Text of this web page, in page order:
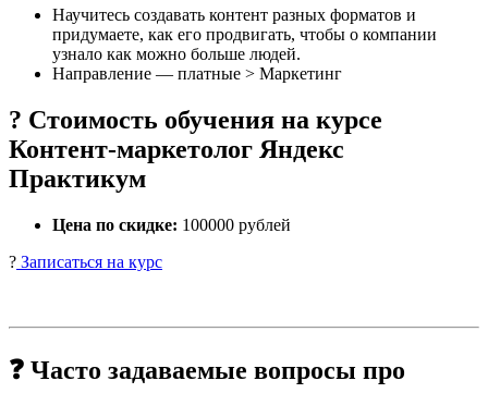
Научитесь создавать контент разных форматов и
придумаете, как его продвигать, чтобы о компании
узнало как можно больше людей.
Направление — платные > Маркетинг
? Стоимость обучения на курсе
Контент-маркетолог Яндекс
Практикум
Цена по скидке: 100000 рублей
? Записаться на курс
❓ Часто задаваемые вопросы про